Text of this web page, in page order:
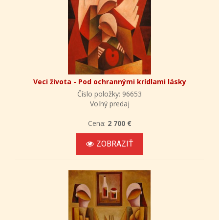
Veci života - Pod ochrannými krídlami lásky
Číslo položky: 96653
Voľný predaj
Cena: 2 700 €
ZOBRAZIŤ